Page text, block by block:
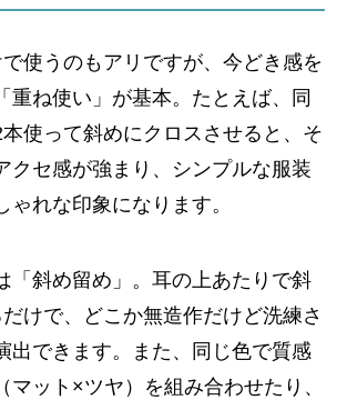
使うのもアリですが、今どき感を
重ね使い」が基本。たとえば、同
使って斜めにクロスさせると、そ
クセ感が強まり、シンプルな服装
ゃれな印象になります。
「斜め留め」。耳の上あたりで斜
けで、どこか無造作だけど洗練さ
出できます。また、同じ色で質感
マット×ツヤ）を組み合わせたり、